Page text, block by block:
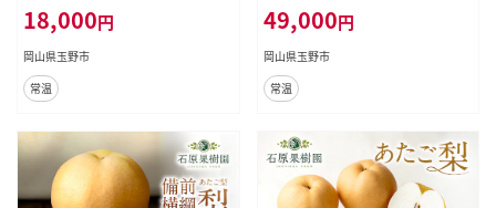
果樹園
18,000円
岡山県玉野市
常温
原果樹園
49,000円
岡山県玉野市
常温